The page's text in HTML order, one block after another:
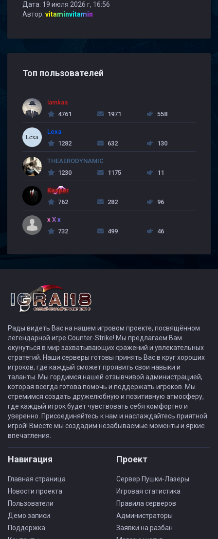
Дата: 19 июля 2026 г, 16:56
Автор: vitaminvitamin
Топ пользователей
lamkaa
4761
1971 558
Lexa
1282
632 130
THEAERODYNAMIC
1230
1175 11
Kasper
762
282 96
x X x
732
499 46
Рады видеть Вас на нашем игровом проекте, посвящённом
легендарной игре Counter-Strike! Мы предлагаем Вам
окунуться в мир захватывающих сражений и увлекательных
стратегий. Наши серверы готовы принять Вас в круг хороших
игроков, где каждый сможет проявить свои навыки и
таланты. Мы гордимся нашей отзывчивой администрацией,
которая всегда готова помочь и поддержать игроков. Мы
стремимся создать дружелюбную и позитивную атмосферу,
где каждый игрок будет чувствовать себя комфортно и
уверенно. Присоединяйтесь к нам и наслаждайтесь приятной
игрой! Вместе мы создадим незабываемые моменты и яркие
впечатления.
Навигация
Главная страница
Новости проекта
Пользователи
Демо записи
Поддержка
Проект
Сервер Пушки-Лазеры
Игровая статистика
Правила серверов
Администраторы
Заявки на разбан